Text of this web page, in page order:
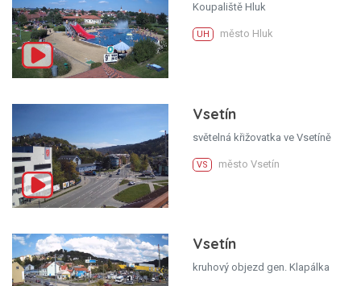
Koupaliště Hluk
UH město Hluk
Vsetín
světelná křižovatka ve Vsetíně
VS město Vsetín
Vsetín
kruhový objezd gen. Klapálka